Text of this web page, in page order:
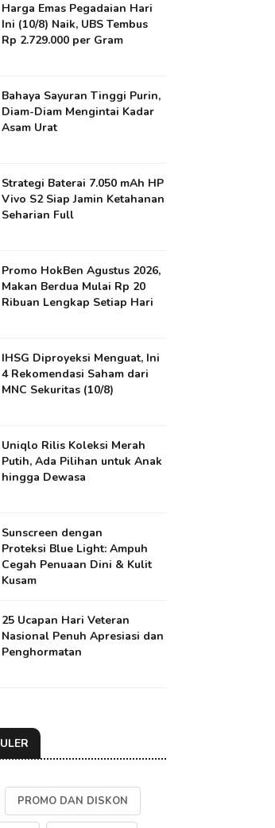
Harga Emas Pegadaian Hari
Ini (10/8) Naik, UBS Tembus
Rp 2.729.000 per Gram
Bahaya Sayuran Tinggi Purin,
Diam-Diam Mengintai Kadar
Asam Urat
Strategi Baterai 7.050 mAh HP
Vivo S2 Siap Jamin Ketahanan
Seharian Full
Promo HokBen Agustus 2026,
Makan Berdua Mulai Rp 20
Ribuan Lengkap Setiap Hari
IHSG Diproyeksi Menguat, Ini
4 Rekomendasi Saham dari
MNC Sekuritas (10/8)
Uniqlo Rilis Koleksi Merah
Putih, Ada Pilihan untuk Anak
hingga Dewasa
Sunscreen dengan
Proteksi Blue Light: Ampuh
Cegah Penuaan Dini & Kulit
Kusam
25 Ucapan Hari Veteran
Nasional Penuh Apresiasi dan
Penghormatan
PROMO DAN DISKON